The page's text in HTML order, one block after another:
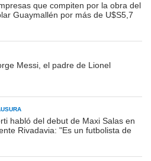
que compiten por la obra del
Guaymallén por más de U$S5,7
Messi, el padre de Lionel
habló del debut de Maxi Salas en
Rivadavia: "Es un futbolista de